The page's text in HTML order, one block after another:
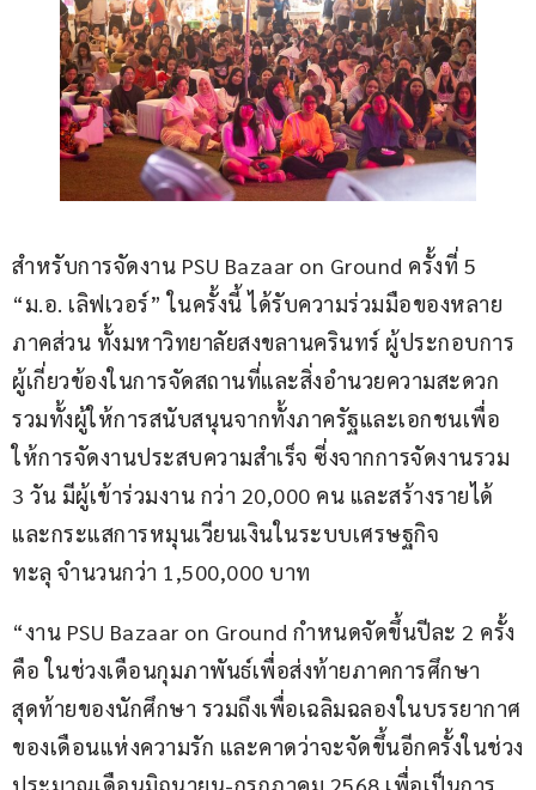
​สำหรับการจัดงาน PSU Bazaar on Ground ครั้งที่ 5
“ม.อ. เลิฟเวอร์” ในครั้งนี้ ได้รับความร่วมมือของหลาย
ภาคส่วน ทั้งมหาวิทยาลัยสงขลานครินทร์ ผู้ประกอบการ
ผู้เกี่ยวข้องในการจัดสถานที่และสิ่งอำนวยความสะดวก
รวมทั้งผู้ให้การสนับสนุนจากทั้งภาครัฐและเอกชนเพื่อ
ให้การจัดงานประสบความสำเร็จ ซี่งจากการจัดงานรวม
3 วัน มีผู้เข้าร่วมงาน กว่า 20,000 คน และสร้างรายได้
และกระแสการหมุนเวียนเงินในระบบเศรษฐกิจ
ทะลุ จำนวนกว่า 1,500,000 บาท
​“งาน PSU Bazaar on Ground กำหนดจัดขึ้นปีละ 2 ครั้ง
คือ ในช่วงเดือนกุมภาพันธ์เพื่อส่งท้ายภาคการศึกษา
สุดท้ายของนักศึกษา รวมถึงเพื่อเฉลิมฉลองในบรรยากาศ
ของเดือนแห่งความรัก และคาดว่าจะจัดขึ้นอีกครั้งในช่วง